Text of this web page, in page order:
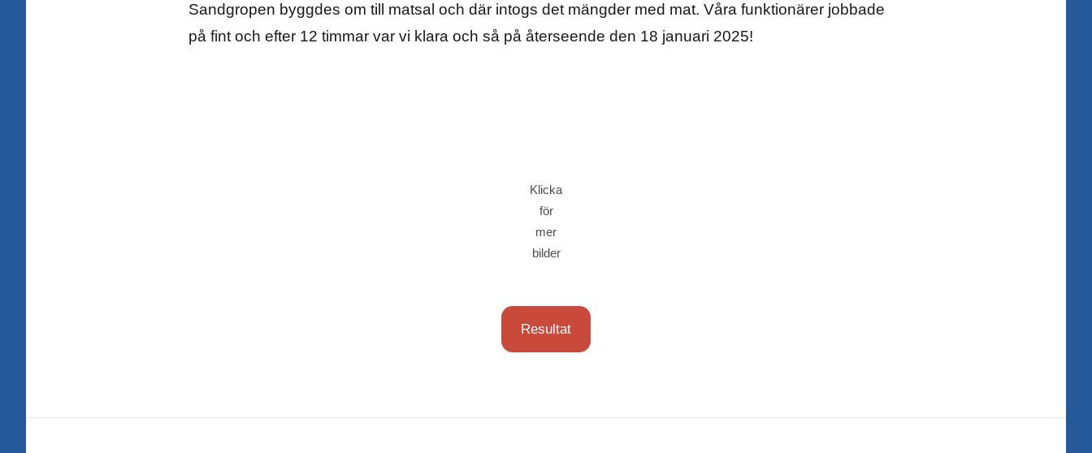
Sandgropen byggdes om till matsal och där intogs det mängder med mat. Våra funktionärer jobbade
på fint och efter 12 timmar var vi klara och så på återseende den 18 januari 2025!
Klicka
för
mer
bilder
Resultat